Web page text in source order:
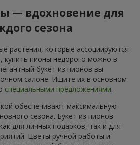
— вдохновение для
сезона
растения, которые ассоциируются
купить пионы недорого можно в
букет из пионов вы
салоне. Ищите их в основном
специальными предложениями.
обеспечивают максимальную
сезона. Букет из пионов
для личных подарков, так и для
Цветы ручной работы и